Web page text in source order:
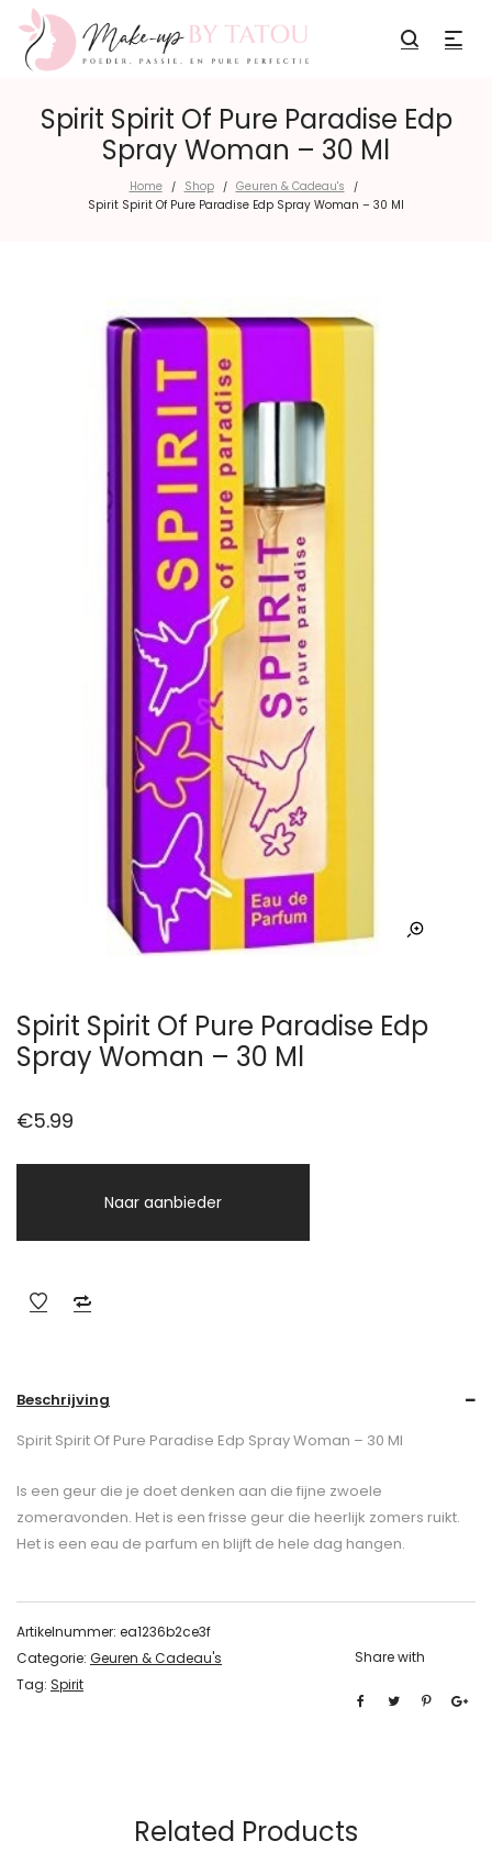
Spirit Spirit Of Pure Paradise Edp
Spray Woman – 30 Ml
Home / Shop / Geuren & Cadeau's /
Spirit Spirit Of Pure Paradise Edp Spray Woman – 30 Ml
Spirit Spirit Of Pure Paradise Edp
Spray Woman – 30 Ml
€5.99
Naar aanbieder
Beschrijving
Spirit Spirit Of Pure Paradise Edp Spray Woman – 30 Ml
Is een geur die je doet denken aan die fijne zwoele
zomeravonden. Het is een frisse geur die heerlijk zomers ruikt.
Het is een eau de parfum en blijft de hele dag hangen.
Artikelnummer: ea1236b2ce3f
Categorie: Geuren & Cadeau's
Tag: Spirit
Share with
Related Products